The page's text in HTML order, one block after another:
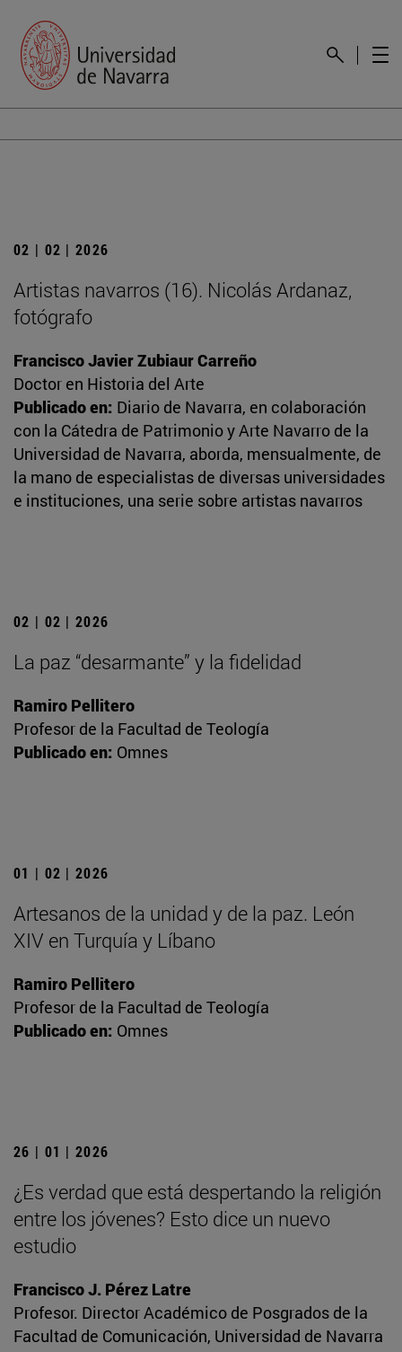
02 | 02 | 2026
Artistas navarros (16). Nicolás Ardanaz,
fotógrafo
Francisco Javier Zubiaur Carreño
Doctor en Historia del Arte
Publicado en: Diario de Navarra, en colaboración
con la Cátedra de Patrimonio y Arte Navarro de la
Universidad de Navarra, aborda, mensualmente, de
la mano de especialistas de diversas universidades
e instituciones, una serie sobre artistas navarros
02 | 02 | 2026
La paz “desarmante” y la fidelidad
Ramiro Pellitero
Profesor de la Facultad de Teología
Publicado en: Omnes
01 | 02 | 2026
Artesanos de la unidad y de la paz. León
XIV en Turquía y Líbano
Ramiro Pellitero
Profesor de la Facultad de Teología
Publicado en: Omnes
26 | 01 | 2026
¿Es verdad que está despertando la religión
entre los jóvenes? Esto dice un nuevo
estudio
Francisco J. Pérez Latre
Profesor. Director Académico de Posgrados de la
Facultad de Comunicación, Universidad de Navarra